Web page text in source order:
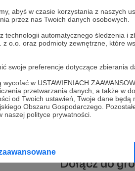
abyś w czasie korzystania z naszych
przez nas Twoich danych osobowych.
technologii automatycznego śledzenia i
o.o. oraz podmioty zewnętrzne, które
swoje preferencje dotyczące zbierania
w USTAWIENIACH
przetwarzania danych, a także w
od Twoich ustawień, Twoje dane
Obszaru Gospodarczego.
naszej polityce prywatności.
#mojeurodziny
Dołącz do